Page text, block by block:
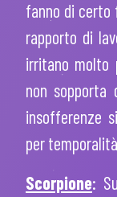
fanno di certo
rapporto di
irritano molto
non sopporta
insofferenze
per
Scorpione: